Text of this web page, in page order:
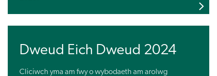
Dweud Eich Dweud 2024
Cliciwch yma am fwy o wybodaeth am arolwg